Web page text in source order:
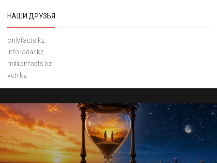
НАШИ ДРУЗЬЯ
onlyfacts.kz
inforadar.kz
millionfacts.kz
vctr.kz